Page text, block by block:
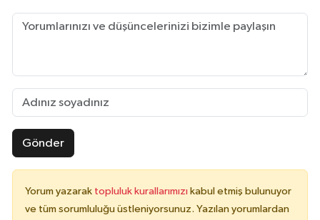
Gönder
Yorum yazarak topluluk kurallarımızı kabul etmiş bulunuyor
ve tüm sorumluluğu üstleniyorsunuz. Yazılan yorumlardan